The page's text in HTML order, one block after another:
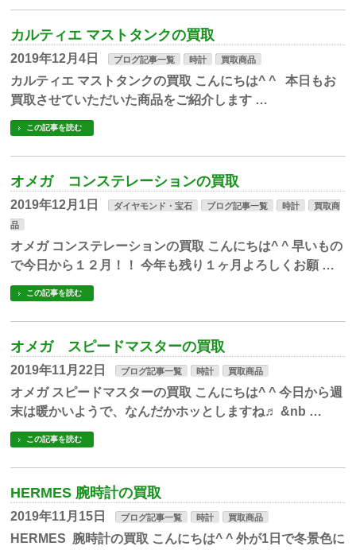
カルティエ マストタンクの買取
2019年12月4日 ブログ記事一覧 時計 買取商品
カルティエ マストタンクの買取 こんにちは^ ^ 本日もお
買取させていただいた商品をご紹介します …
この記事を読む
オメガ コンステレーションの買取
2019年12月1日 ダイヤモンド・宝石 ブログ記事一覧 時計
買取商
品
オメガ コンステレーションの買取 こんにちは^ ^ 早いもの
で今日から１２月！！ 今年も残り１ヶ月よろしくお願 …
この記事を読む
オメガ スピードマスターの買取
2019年11月22日 ブログ記事一覧 時計 買取商品
オメガ スピードマスターの買取 こんにちは^ ^ 今日から週
末は暖かいようで、なんだかホッとしますね♬ &nb …
この記事を読む
HERMES 腕時計の買取
2019年11月15日 ブログ記事一覧 時計 買取商品
HERMES 腕時計の買取 こんにちは^ ^ 外が1日で冬景色に